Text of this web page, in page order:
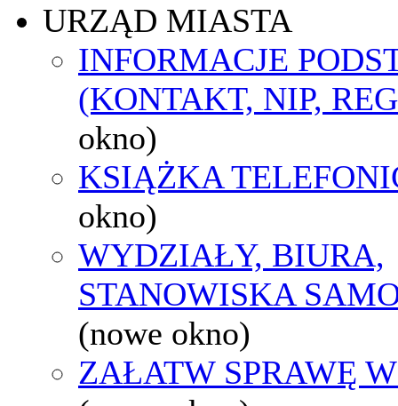
URZĄD MIASTA
INFORMACJE
(KONTAKT, NIP,
okno)
KSIĄŻKA
okno)
WYDZIAŁY, BIURA,
STANOWISKA
(nowe okno)
ZAŁATW SPRAWĘ